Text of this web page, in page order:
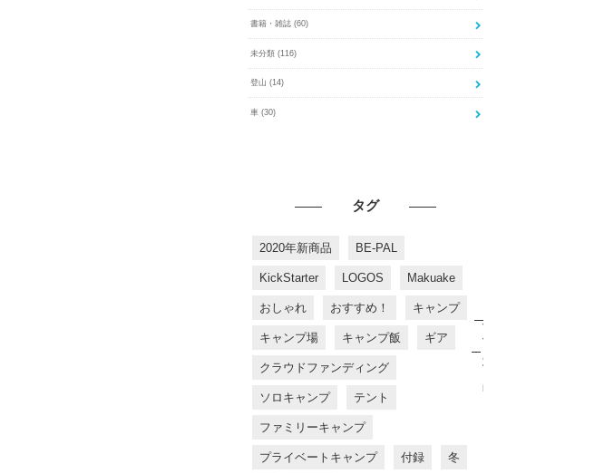
書籍・雑誌 (60)
未分類 (116)
登山 (14)
車 (30)
タグ
2020年新商品 BE-PAL
KickStarter LOGOS Makuake
おしゃれ おすすめ！ キャンプ
キャンプ場 キャンプ飯 ギア
クラウドファンディング
ソロキャンプ テント
ファミリーキャンプ
プライベートキャンプ 付録 冬
す
す
め
商
品